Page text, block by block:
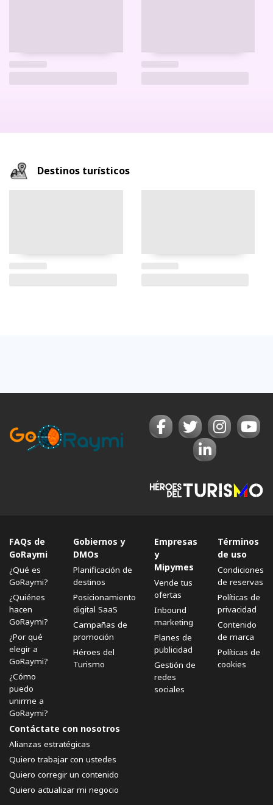
Destinos turísticos
FAQs de
GoRaymi
¿Qué es
GoRaymi?
¿Quiénes
hacen
GoRaymi?
¿Por qué
elegir a
GoRaymi?
¿Cómo
puedo
unirme a
GoRaymi?
Gobiernos y
DMOs
Planificación de
destinos
Posicionamiento
digital SaaS
Campañas de
promoción
Héroes del
Turismo
Empresas
y
Mipymes
Vende tus
ofertas
Inbound
marketing
Planes de
publicidad
Gestión de
redes
sociales
Términos
de uso
Condiciones
de reservas
Políticas de
privacidad
Contenido
de marca
Políticas de
cookies
Contáctate con nosotros
Alianzas estratégicas
Quiero trabajar con ustedes
Quiero corregir un contenido
Quiero actualizar mi negocio